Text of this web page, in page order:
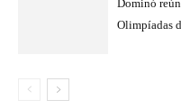
Dominó
Olimpíadas